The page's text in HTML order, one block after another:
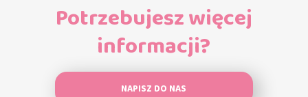
Potrzebujesz więcej
informacji?
NAPISZ DO NAS